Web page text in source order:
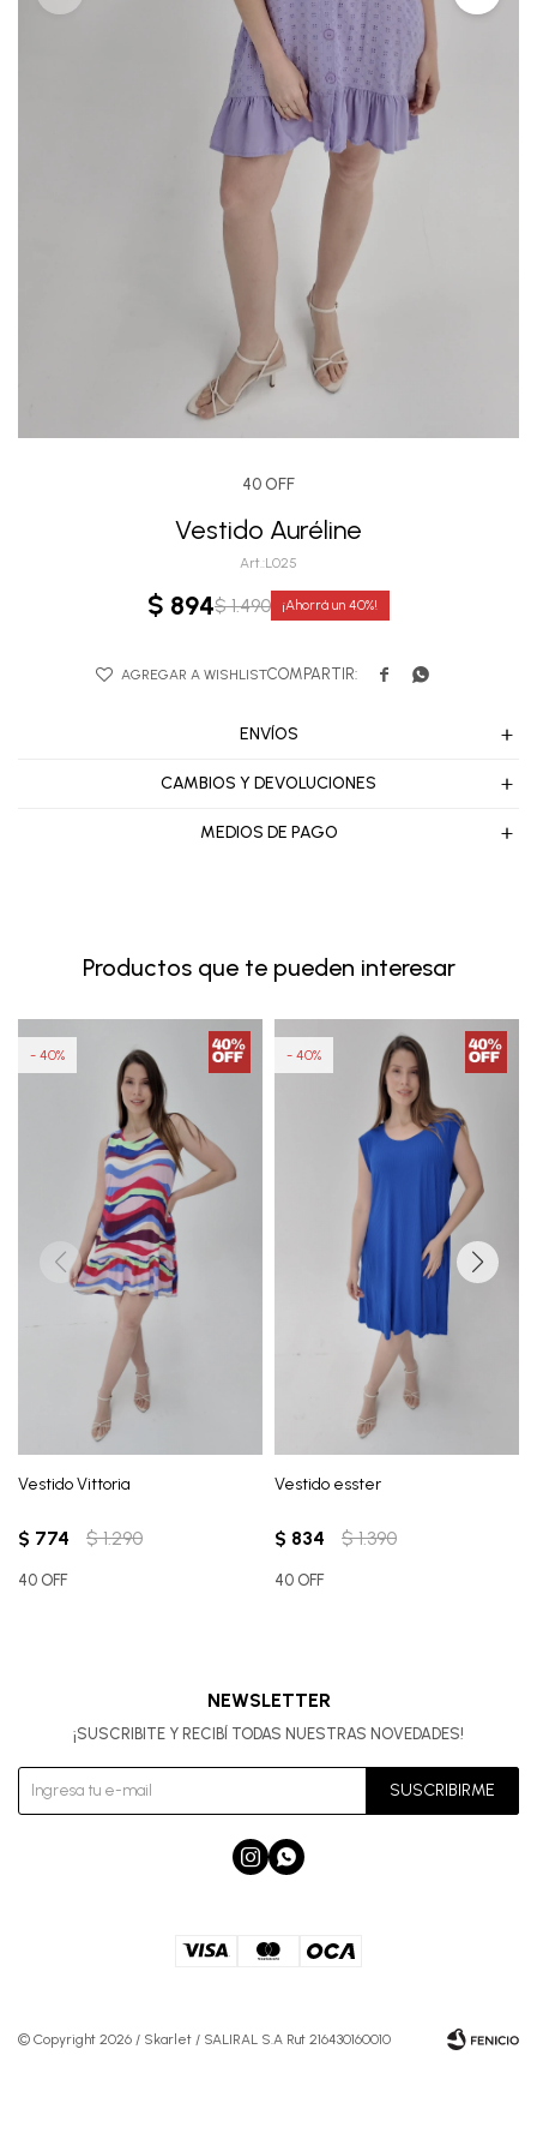
40 OFF
Vestido Auréline
L025
$ 894$ 1.490 40
 
ENVÍOS
CAMBIOS Y DEVOLUCIONES
MEDIOS DE PAGO
Productos que te pueden interesar
Vestido Vittoria
$ 774 $ 1.290
40
40 OFF
Vestido esster
$ 834 $ 1.390
40
40 OFF
NEWSLETTER
¡SUSCRIBITE Y RECIBÍ TODAS NUESTRAS NOVEDADES!
SUSCRIBIRME
 
© Copyright 2026 / Skarlet / SALIRAL S.A Rut 216430160010